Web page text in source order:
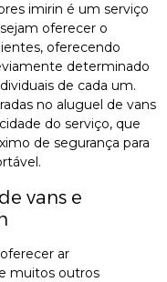
imirin é um serviço
oferecer o
oferecendo
determinado
de cada um.
no aluguel de vans
do serviço, que
de segurança para
vans e
ar
muitos outros